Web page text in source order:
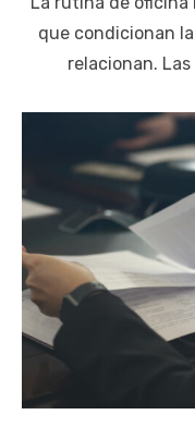
que condicionan
relacionan.